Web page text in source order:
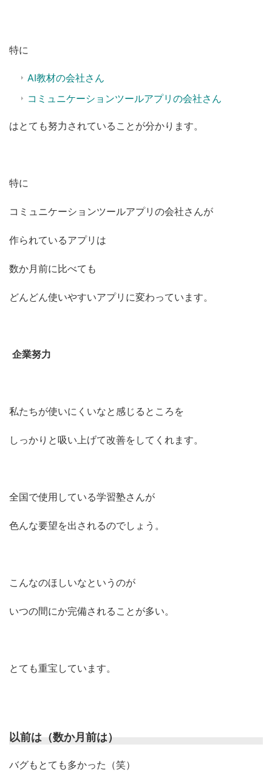
特に
AI教材の会社さん
コミュニケーションツールアプリの会社さん
はとても努力されていることが分かります。
特に
コミュニケーションツールアプリの会社さんが
作られているアプリは
数か月前に比べても
どんどん使いやすいアプリに変わっています。
企業努力
私たちが使いにくいなと感じるところを
しっかりと吸い上げて改善をしてくれます。
全国で使用している学習塾さんが
色んな要望を出されるのでしょう。
こんなのほしいなというのが
いつの間にか完備されることが多い。
とても重宝しています。
以前は（数か月前は）
バグもとても多かった（笑）